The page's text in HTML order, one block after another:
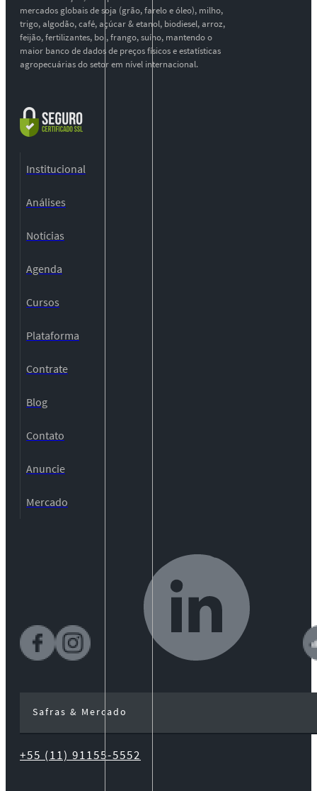
mercados globais de soja (grão, farelo e óleo), milho,
trigo, algodão, café, açúcar & etanol, biodiesel, arroz,
feijão, fertilizantes, boi, frango, suíno, mantendo o
maior banco de dados de preços físicos e estatísticas
agropecuárias do setor em nível internacional.
Institucional
Análises
Notícias
Agenda
Cursos
Plataforma
Contrate
Blog
Contato
Anuncie
Mercado
Safras & Mercado
+55 (11) 91155-5552